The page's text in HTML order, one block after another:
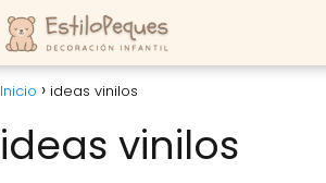
Inicio ideas vinilos
ideas vinilos